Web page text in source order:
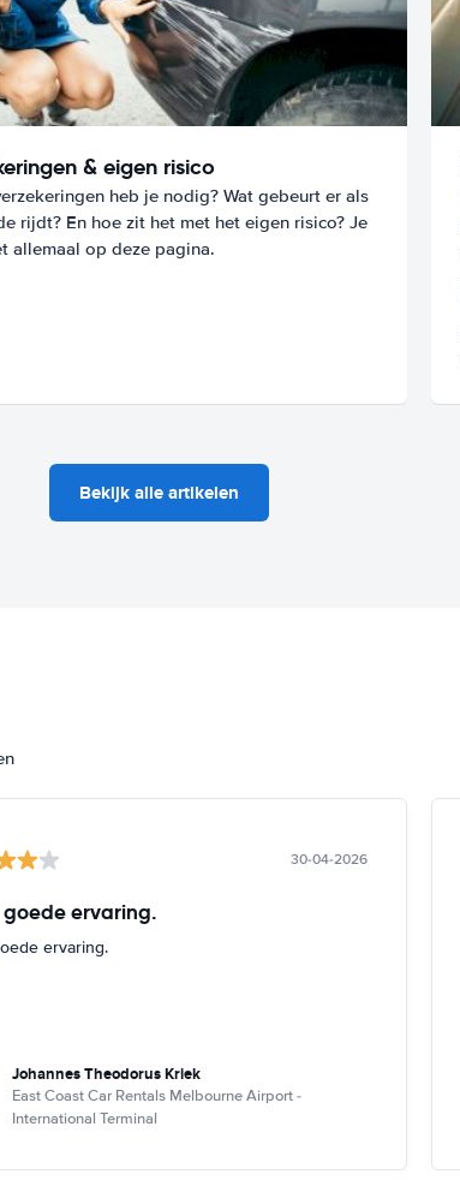
& eigen risico
heb je nodig? Wat gebeurt er als
rijdt? En hoe zit het met het eigen risico? Je
allemaal op deze pagina.
Bekijk alle artikelen
30-04-2026
ervaring.
ervaring.
Johannes Theodorus Kriek
East Coast Car Rentals Melbourne Airport -
International Terminal